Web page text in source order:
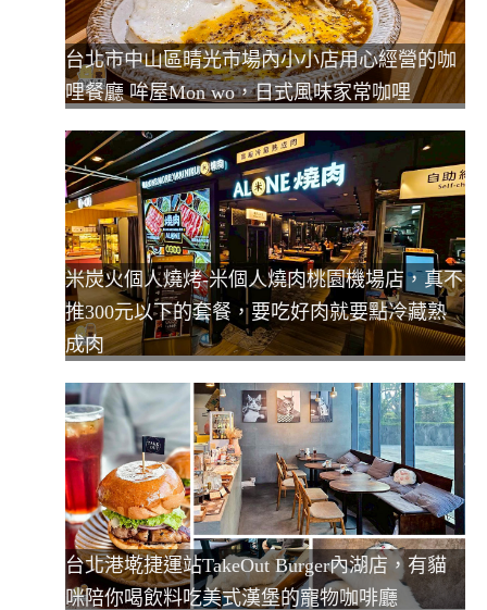
台北市中山區晴光市場內小小店用心經營的咖
哩餐廳 哞屋Mon wo，日式風味家常咖哩
米炭火個人燒烤-米個人燒肉桃園機場店，真不
推300元以下的套餐，要吃好肉就要點冷藏熟
成肉
台北港墘捷運站TakeOut Burger內湖店，有貓
咪陪你喝飲料吃美式漢堡的寵物咖啡廳